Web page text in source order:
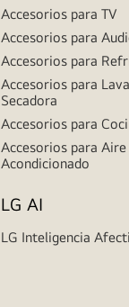
Accesorios para TV
Accesorios para
Accesorios para
Accesorios para
Secadora
Accesorios para
Accesorios para Aire
Acondicionado
LG AI
LG Inteligencia